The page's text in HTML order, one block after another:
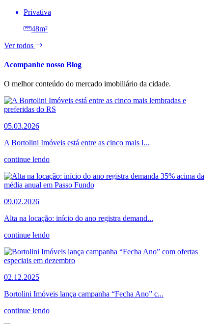
Privativa
48m²
Ver todos
Acompanhe nosso Blog
O melhor conteúdo do mercado imobiliário da cidade.
05.03.2026
A Bortolini Imóveis está entre as cinco mais l...
continue lendo
09.02.2026
Alta na locação: início do ano registra demand...
continue lendo
02.12.2025
Bortolini Imóveis lança campanha “Fecha Ano” c...
continue lendo